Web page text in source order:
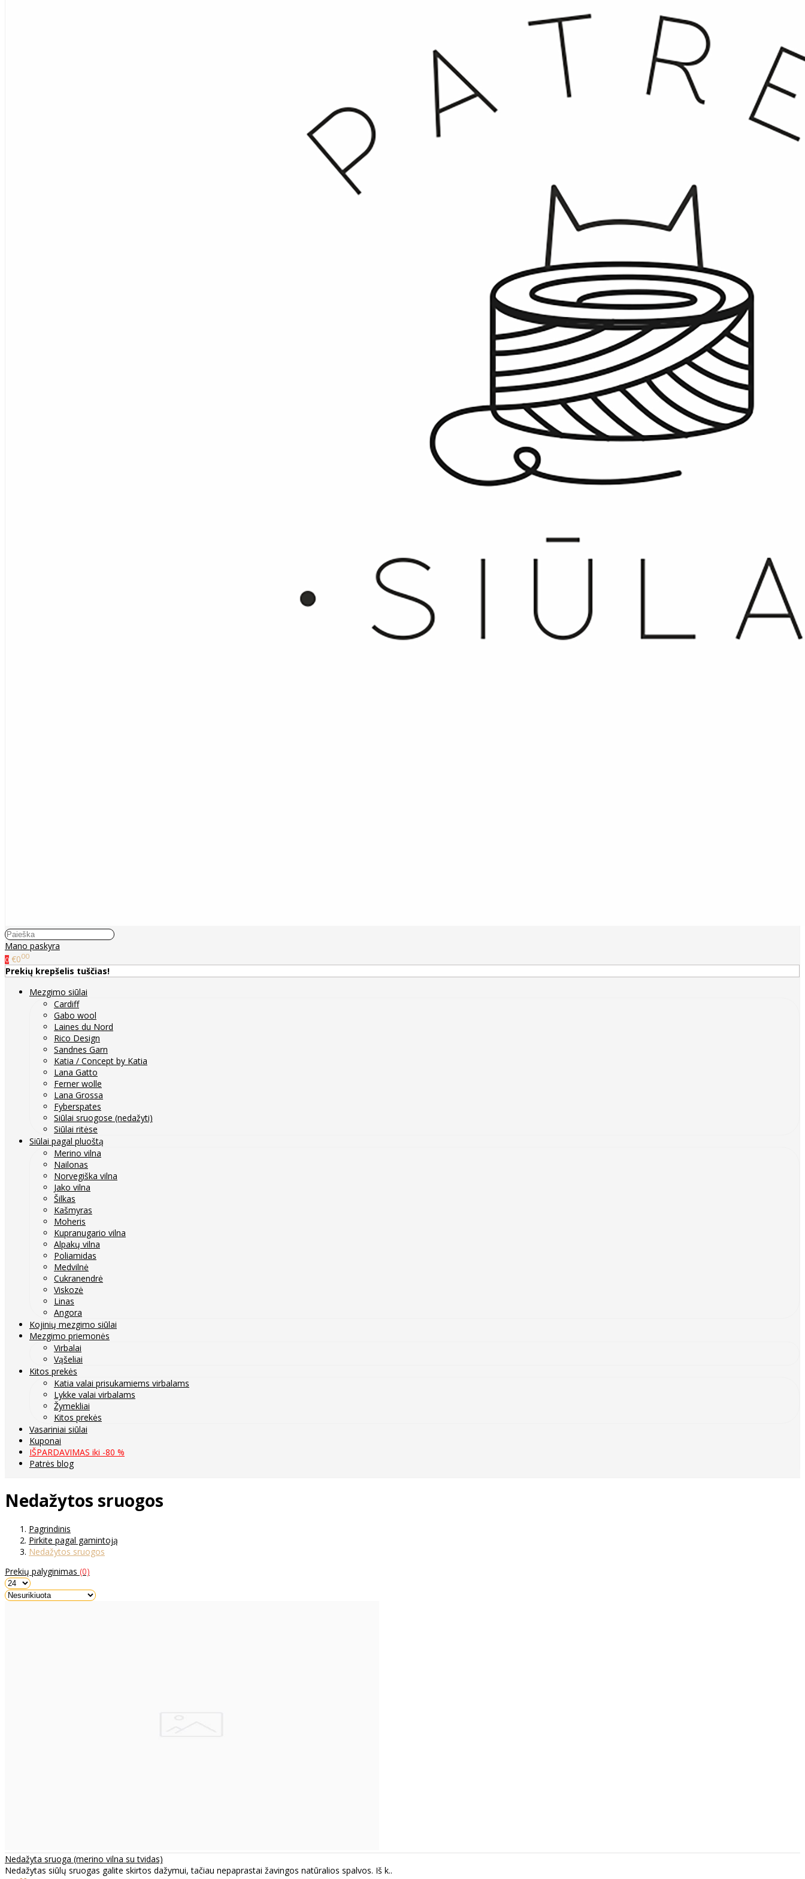
Mano paskyra
0 €000
Prekių krepšelis tuščias!
Mezgimo siūlai
Cardiff
Gabo wool
Laines du Nord
Rico Design
Sandnes Garn
Katia / Concept by Katia
Lana Gatto
Ferner wolle
Lana Grossa
Fyberspates
Siūlai sruogose (nedažyti)
Siūlai ritėse
Siūlai pagal pluoštą
Merino vilna
Nailonas
Norvegiška vilna
Jako vilna
Šilkas
Kašmyras
Moheris
Kupranugario vilna
Alpakų vilna
Poliamidas
Medvilnė
Cukranendrė
Viskozė
Linas
Angora
Kojinių mezgimo siūlai
Mezgimo priemonės
Virbalai
Vąšeliai
Kitos prekės
Katia valai prisukamiems virbalams
Lykke valai virbalams
Žymekliai
Kitos prekės
Vasariniai siūlai
Kuponai
IŠPARDAVIMAS iki -80 %
Patrės blog
Nedažytos sruogos
Pagrindinis
Pirkite pagal gamintoją
Nedažytos sruogos
Prekių palyginimas (0)
Nedažyta sruoga (merino vilna su tvidas)
Nedažytas siūlų sruogas galite skirtos dažymui, tačiau nepaprastai žavingos natūralios spalvos. Iš k..